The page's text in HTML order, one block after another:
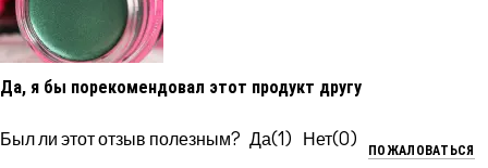
Да, я бы порекомендовал этот продукт другу
Был ли этот отзыв полезным? 1 0
ПОЖАЛОВАТЬСЯ